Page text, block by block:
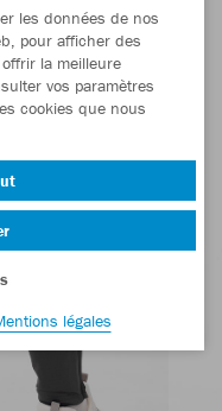
les données de nos
pour afficher des
la meilleure
vos paramètres
cookies que nous
légales